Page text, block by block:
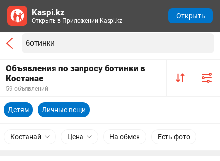
Объявления по запросу ботинки в
Костанае
59 объявлений
Детям Личные вещи
Костанай Цена На обмен Есть фото
Kaspi.kz
Открыть в Приложении Kaspi.kz
Открыть